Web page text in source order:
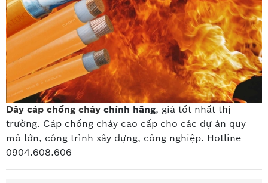
Dây cáp chống cháy chính hãng, giá tốt nhất thị
trường. Cáp chống cháy cao cấp cho các dự án quy
mô lớn, công trình xây dựng, công nghiệp. Hotline
0904.608.606